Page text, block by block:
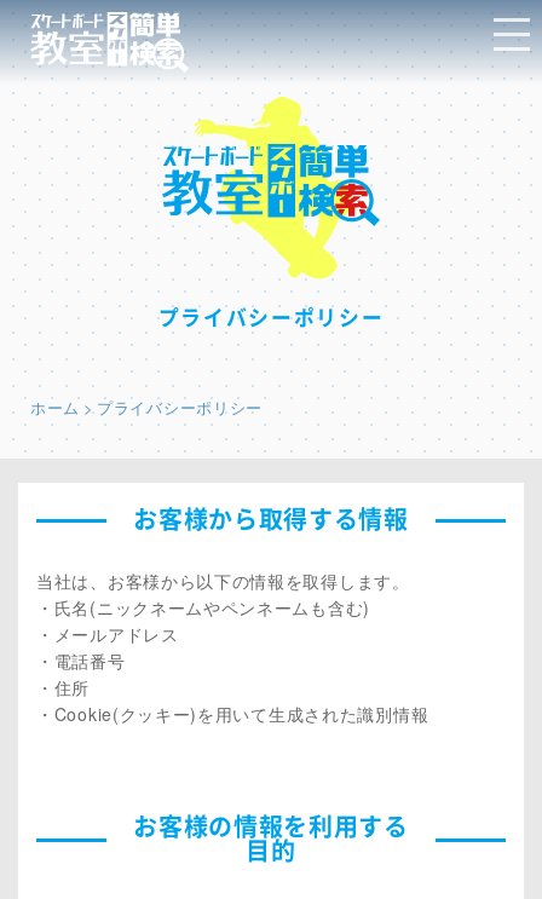
プライバシーポリシー
ホーム プライバシーポリシー
お客様から取得する情報
当社は、お客様から以下の情報を取得します。
・氏名(ニックネームやペンネームも含む)
・メールアドレス
・電話番号
・住所
・Cookie(クッキー)を用いて生成された識別情報
お客様の情報を利用する
目的